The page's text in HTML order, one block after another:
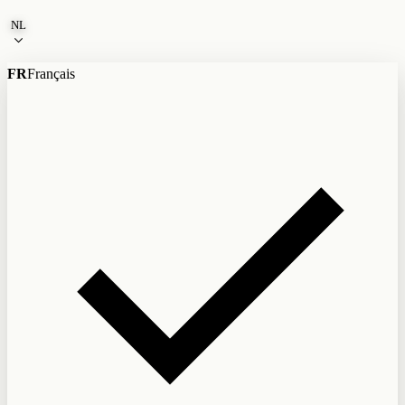
Naar de inhoud
NL
FRFrançais